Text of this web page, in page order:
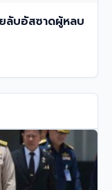
ลับอัสซาดผู้หลบ